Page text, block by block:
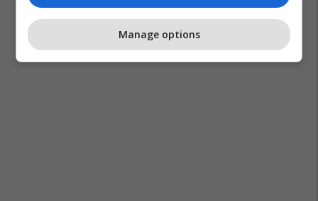
Manage options